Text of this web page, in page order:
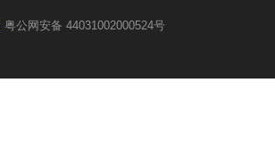
粤公网安备 44031002000524号